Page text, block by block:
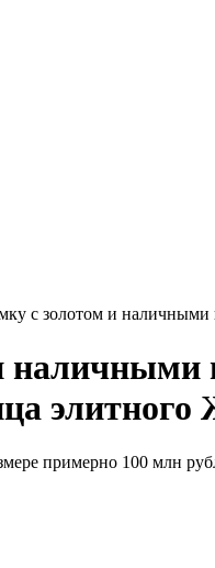
с золотом и наличными
наличными